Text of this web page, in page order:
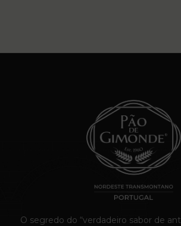
O segredo do “verdadeiro sabor de